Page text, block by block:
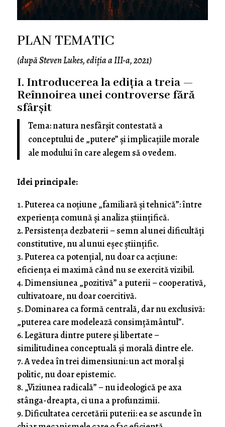
PLAN TEMATIC
(după Steven Lukes, ediția a III-a, 2021)
I. Introducerea la ediția a treia —
Reînnoirea unei controverse fără
sfârșit
Tema: natura nesfârșit contestată a
conceptului de „putere” și implicațiile morale
ale modului în care alegem să o vedem.
Idei principale:
Puterea ca noțiune „familiară și tehnică”: între
experiența comună și analiza științifică.
Persistența dezbaterii – semn al unei dificultăți
constitutive, nu al unui eșec științific.
Puterea ca potențial, nu doar ca acțiune:
eficiența ei maximă când nu se exercită vizibil.
Dimensiunea „pozitivă” a puterii – cooperativă,
cultivatoare, nu doar coercitivă.
Dominarea ca formă centrală, dar nu exclusivă:
„puterea care modelează consimțământul”.
Legătura dintre putere și libertate –
similitudinea conceptuală și morală dintre ele.
A vedea în trei dimensiuni: un act moral și
politic, nu doar epistemic.
„Viziunea radicală” – nu ideologică pe axa
stânga-dreapta, ci una a profunzimii.
Dificultatea cercetării puterii: ea se ascunde în